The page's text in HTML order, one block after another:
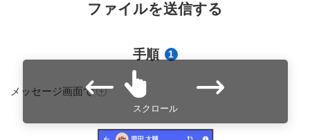
ファイルを送信する
手順 1
メッセージ画面で
スクロール